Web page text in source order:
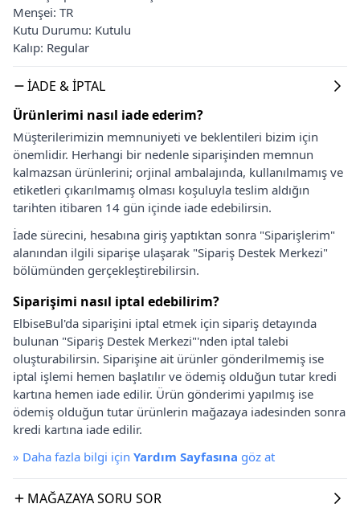
Menşei: TR
Kutu Durumu: Kutulu
Kalıp: Regular
İADE & İPTAL
Ürünlerimi nasıl iade ederim?
Müşterilerimizin memnuniyeti ve beklentileri bizim için
önemlidir. Herhangi bir nedenle siparişinden memnun
kalmazsan ürünlerini; orjinal ambalajında, kullanılmamış ve
etiketleri çıkarılmamış olması koşuluyla teslim aldığın
tarihten itibaren 14 gün içinde iade edebilirsin.
İade sürecini, hesabına giriş yaptıktan sonra "Siparişlerim"
alanından ilgili siparişe ulaşarak "Sipariş Destek Merkezi"
bölümünden gerçekleştirebilirsin.
Siparişimi nasıl iptal edebilirim?
ElbiseBul'da siparişini iptal etmek için sipariş detayında
bulunan "Sipariş Destek Merkezi"'nden iptal talebi
oluşturabilirsin. Siparişine ait ürünler gönderilmemiş ise
iptal işlemi hemen başlatılır ve ödemiş olduğun tutar kredi
kartına hemen iade edilir. Ürün gönderimi yapılmış ise
ödemiş olduğun tutar ürünlerin mağazaya iadesinden sonra
kredi kartına iade edilir.
» Daha fazla bilgi için Yardım Sayfasına göz at
MAĞAZAYA SORU SOR